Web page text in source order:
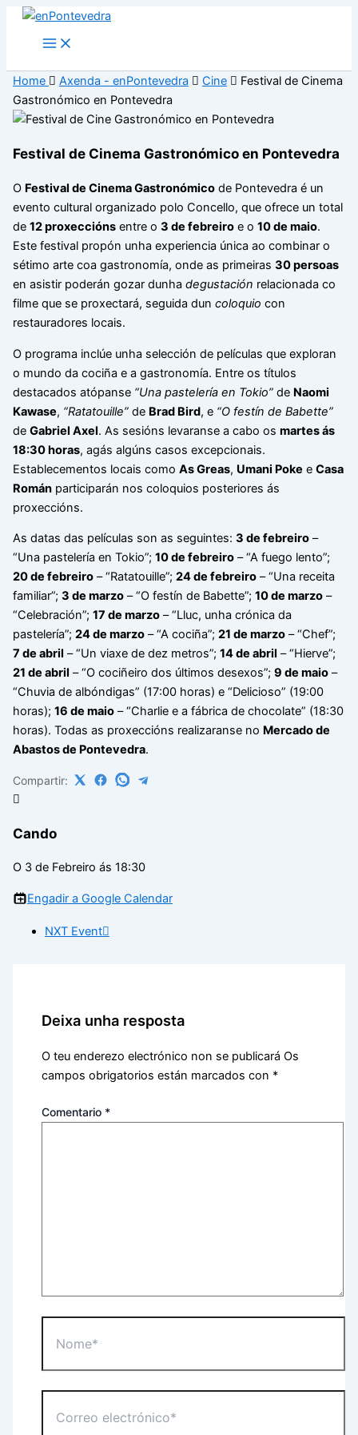
Main
Menu
Home Axenda - enPontevedra Cine
Festival de Cinema
Gastronómico en Pontevedra
Festival de Cinema Gastronómico en Pontevedra
O Festival de Cinema Gastronómicode Pontevedra é un
evento cultural organizado polo Concello, que ofrece un total
de 12 proxecciónsentre o 3 de febreiroe o 10 de maio.
Este festival propón unha experiencia única ao combinar o
sétimo arte coa gastronomía, onde as primeiras 30 persoas
en asistir poderán gozar dunha degustación relacionada co
filme que se proxectará, seguida dun coloquio con
restauradores locais.
O programa inclúe unha selección de películas que exploran
o mundo da cociña e a gastronomía. Entre os títulos
destacados atópanse “Una pastelería en Tokio”de Naomi
Kawase, “Ratatouille”de Brad Bird, e “O festín de Babette”
de Gabriel Axel. As sesións levaranse a cabo os martes ás
18:30 horas, agás algúns casos excepcionais.
Establecementos locais como As Greas, Umani Poke e Casa
Románparticiparán nos coloquios posteriores ás
proxeccións.
As datas das películas son as seguintes: 3 de febreiro–
“Una pastelería en Tokio”; 10 de febreiro– “A fuego lento”;
20 de febreiro– “Ratatouille”; 24 de febreiro– “Una receita
familiar”; 3 de marzo– “O festín de Babette”; 10 de marzo–
“Celebración”; 17 de marzo– “Lluc, unha crónica da
pastelería”; 24 de marzo– “A cociña”; 21 de marzo– “Chef”;
7 de abril – “Un viaxe de dez metros”; 14 de abril – “Hierve”;
21 de abril – “O cociñeiro dos últimos desexos”; 9 de maio–
“Chuvia de albóndigas” (17:00 horas) e “Delicioso” (19:00
horas); 16 de maio– “Charlie e a fábrica de chocolate” (18:30
horas). Todas as proxeccións realizaranse no Mercado de
Abastos de Pontevedra.
Compartir:
Cando
O 3 de Febreiro ás 18:30
Engadir a Google Calendar
NXT Event
Deixa unha resposta
O teu enderezo electrónico non se publicará Os
campos obrigatorios están marcados con *
Comentario *
electrónico*